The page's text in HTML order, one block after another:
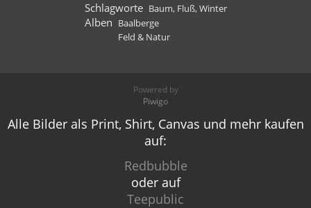
Schlagworte Baum, Fluß,Winter
Alben Baalberge
Feld & Natur
Powered by
Piwigo
Alle Bilder als Print, Shirt, Canvas und mehr kaufen
auf:
Redbubble
oder auf
Teepublic